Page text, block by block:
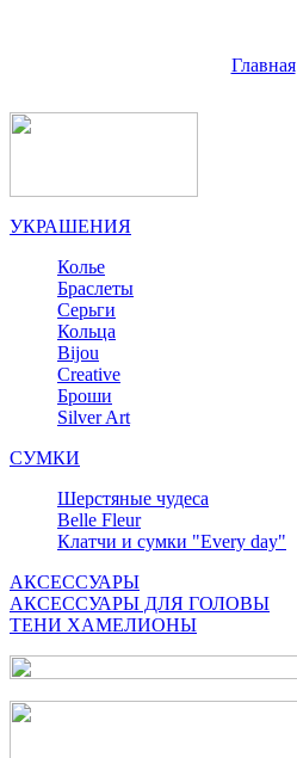
Главная
УКРАШЕНИЯ
Колье
Браслеты
Серьги
Кольца
Bijou
Сreative
Броши
Silver Art
СУМКИ
Шерстяные чудеса
Belle Fleur
Клатчи и сумки "Every day"
АКСЕССУАРЫ
АКСЕССУАРЫ ДЛЯ ГОЛОВЫ
ТЕНИ ХАМЕЛИОНЫ